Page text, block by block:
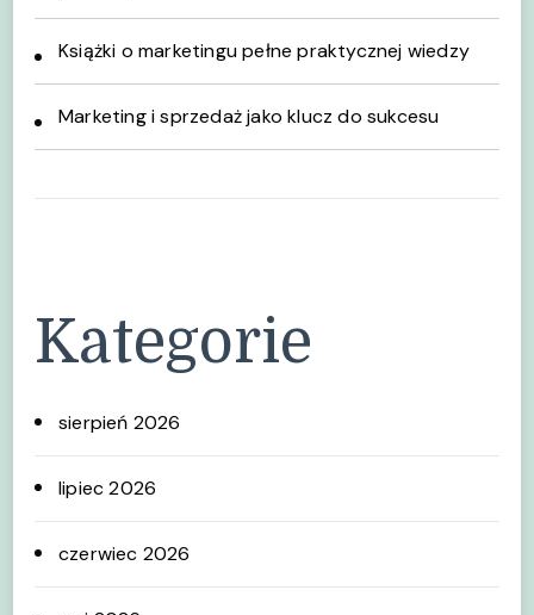
Książki o marketingu pełne praktycznej wiedzy
Marketing i sprzedaż jako klucz do sukcesu
Kategorie
sierpień 2026
lipiec 2026
czerwiec 2026